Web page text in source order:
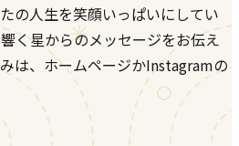
の人生を笑顔いっぱいにしてい
く星からのメッセージをお伝え
は、ホームページかInstagramの